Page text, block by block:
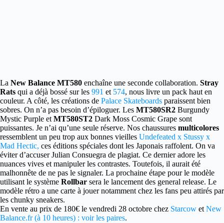
La New Balance MT580 enchaîne une seconde collaboration. Stray
Rats qui a déjà bossé sur les 991 et 574, nous livre un pack haut en
couleur. A côté, les créations de Palace Skateboards paraissent bien
sobres. On n’a pas besoin d’épiloguer. Les MT580SR2 Burgundy
Mystic Purple et MT580ST2 Dark Moss Cosmic Grape sont
puissantes. Je n’ai qu’une seule réserve. Nos chaussures multicolores
ressemblent un peu trop aux bonnes vieilles Undefeated x Stussy x
Mad Hectic, ces éditions spéciales dont les Japonais raffolent. On va
éviter d’accuser Julian Consuegra de plagiat. Ce dernier adore les
nuances vives et manipuler les contrastes. Toutefois, il aurait été
malhonnête de ne pas le signaler. La prochaine étape pour le modèle
utilisant le système Rollbar sera le lancement des general release. Le
modèle rétro a une carte à jouer notamment chez les fans peu attirés par
les chunky sneakers.
En vente au prix de 180€ le vendredi 28 octobre chez Starcow et New
Balance.fr (à 10 heures) : voir les paires.